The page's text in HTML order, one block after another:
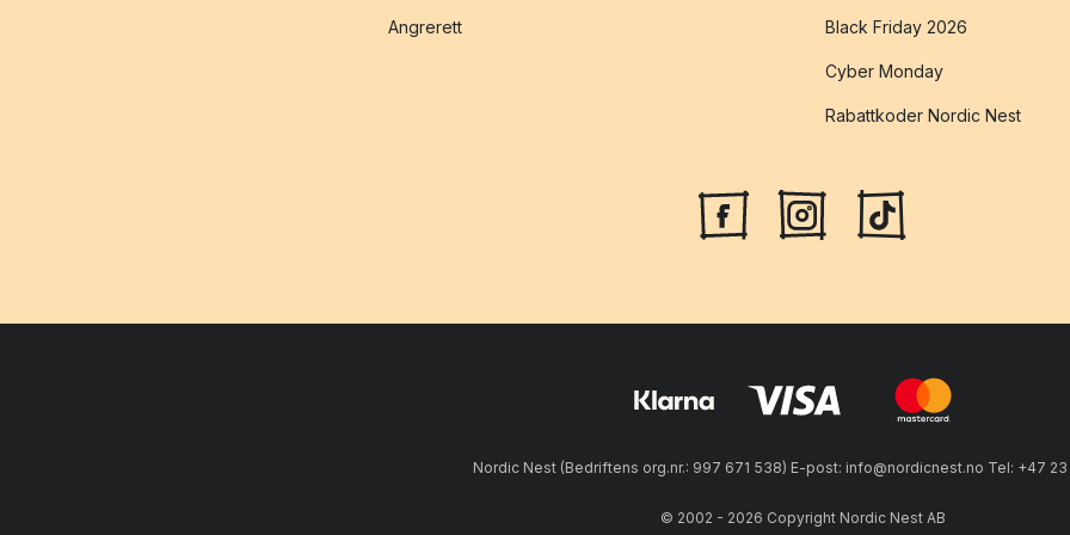
Angrerett Black Friday 2026
Cyber Monday
Rabattkoder Nordic Nest
Nordic Nest (Bedriftens org.nr.: 997 671 538) E-post: info@nordicnest.no Tel: +47
© 2002 - 2026 Copyright Nordic Nest AB